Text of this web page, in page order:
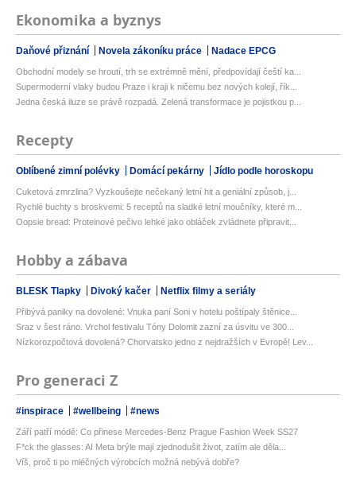
Ekonomika a byznys
Daňové přiznání Novela zákoníku práce Nadace EPCG
Obchodní modely se hroutí, trh se extrémně mění, předpovídají čeští ka...
Supermoderní vlaky budou Praze i kraji k ničemu bez nových kolejí, řík...
Jedna česká iluze se právě rozpadá. Zelená transformace je pojistkou p...
Recepty
Oblíbené zimní polévky Domácí pekárny Jídlo podle horoskopu
Cuketová zmrzlina? Vyzkoušejte nečekaný letní hit a geniální způsob, j...
Rychlé buchty s broskvemi: 5 receptů na sladké letní moučníky, které m...
Oopsie bread: Proteinové pečivo lehké jako obláček zvládnete připravit...
Hobby a zábava
BLESK Tlapky Divoký kačer Netflix filmy a seriály
Přibývá paniky na dovolené: Vnuka paní Soni v hotelu poštípaly štěnice...
Sraz v šest ráno. Vrchol festivalu Tóny Dolomit zazní za úsvitu ve 300...
Nízkorozpočtová dovolená? Chorvatsko jedno z nejdražších v Evropě! Lev...
Pro generaci Z
#inspirace #wellbeing #news
Září patří módě: Co přinese Mercedes-Benz Prague Fashion Week SS27
F*ck the glasses: AI Meta brýle mají zjednodušit život, zatím ale děla...
Víš, proč ti po mléčných výrobcích možná nebývá dobře?